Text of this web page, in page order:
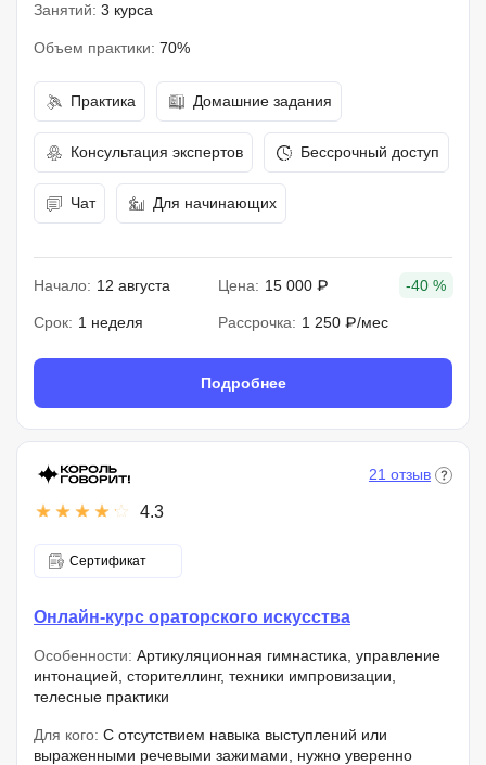
Занятий: 3 курса
Объем практики: 70%
Практика Домашние задания
Консультация экспертов Бессрочный доступ
Чат Для начинающих
Начало: 12 августа Цена: 15 000 ₽ -40 %
Срок: 1 неделя Рассрочка: 1 250 ₽/мес
Подробнее
4.3
21 отзыв
Сертификат
Онлайн-курс ораторского искусства
Особенности: Артикуляционная гимнастика, управление
интонацией, сторителлинг, техники импровизации,
телесные практики
Для кого: С отсутствием навыка выступлений или
выраженными речевыми зажимами, нужно уверенно